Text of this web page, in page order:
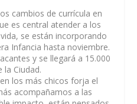
cambios de currícula en
es central atender a los
se están incorporando
Infancia hasta noviembre.
y se llegará a 15.000
la Ciudad.
los más chicos forja el
acompañamos a las